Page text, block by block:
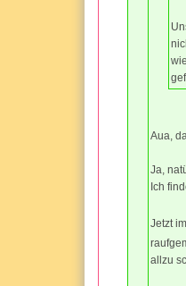
Aua,
Ja,
Ich
Jetzt
allzu